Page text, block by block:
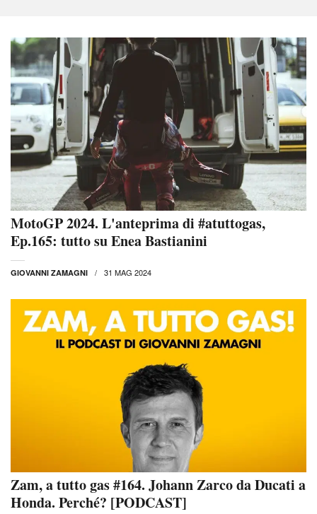
MotoGP 2024. L'anteprima di #atuttogas,
Ep.165: tutto su Enea Bastianini
GIOVANNI ZAMAGNI 31 MAG 2024
Zam, a tutto gas #164. Johann Zarco da Ducati a
Honda. Perché? [PODCAST]